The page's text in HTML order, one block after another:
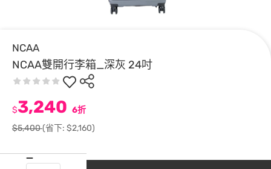
NCAA
NCAA雙開行李箱_深灰 24吋
$3,240 6折
$5,400(省下: $2,160)